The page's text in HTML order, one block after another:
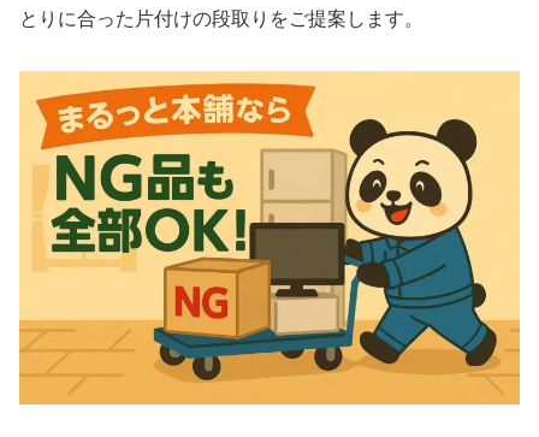
とりに合った片付けの段取りをご提案します。